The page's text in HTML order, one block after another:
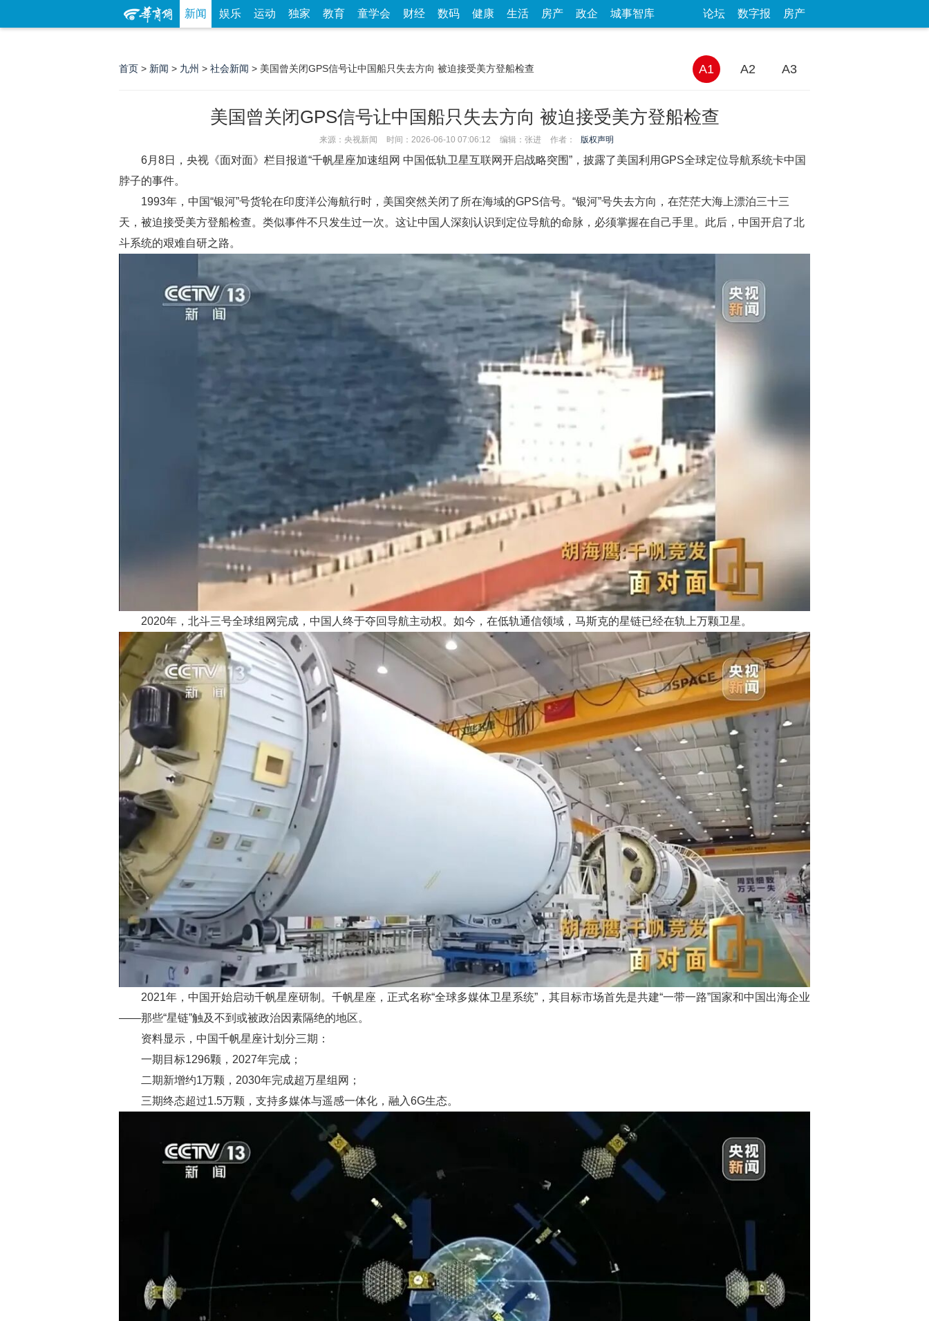
新闻 娱乐 运动 独家 教育 童学会 财经 数码 健康 生活 房产 政企 城事智库 论坛 数字报 房产
首页 > 新闻 > 九州 > 社会新闻 > 美国曾关闭GPS信号让中国船只失去方向 被迫接受美方登船检查 A1 A2 A3
美国曾关闭GPS信号让中国船只失去方向 被迫接受美方登船检查
来源：央视新闻 时间：2026-06-10 07:06:12 编辑：张进 作者： 版权声明
6月8日，央视《面对面》栏目报道“千帆星座加速组网 中国低轨卫星互联网开启战略突围”，披露了美国利用GPS全球定位导航系统卡中国
脖子的事件。
1993年，中国“银河”号货轮在印度洋公海航行时，美国突然关闭了所在海域的GPS信号。“银河”号失去方向，在茫茫大海上漂泊三十三
天，被迫接受美方登船检查。类似事件不只发生过一次。这让中国人深刻认识到定位导航的命脉，必须掌握在自己手里。此后，中国开启了北
斗系统的艰难自研之路。
2020年，北斗三号全球组网完成，中国人终于夺回导航主动权。如今，在低轨通信领域，马斯克的星链已经在轨上万颗卫星。
2021年，中国开始启动千帆星座研制。千帆星座，正式名称“全球多媒体卫星系统”，其目标市场首先是共建“一带一路”国家和中国出海企业
——那些“星链”触及不到或被政治因素隔绝的地区。
资料显示，中国千帆星座计划分三期：
一期目标1296颗，2027年完成；
二期新增约1万颗，2030年完成超万星组网；
三期终态超过1.5万颗，支持多媒体与遥感一体化，融入6G生态。